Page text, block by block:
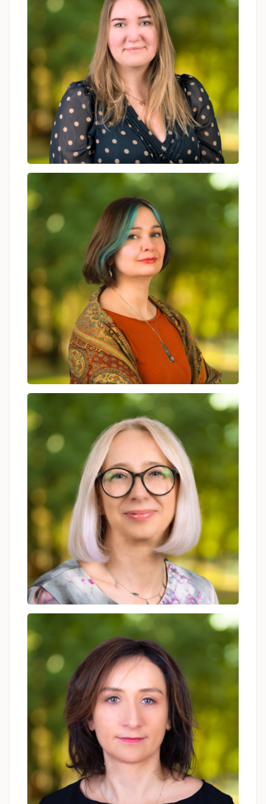
Karolina Sobkiewicz-
Pyszny
psycholog, psychoterapeuta
Anna Głomb
psycholog, psychoterapeuta
Anita Malinowska
psychoterapeuta